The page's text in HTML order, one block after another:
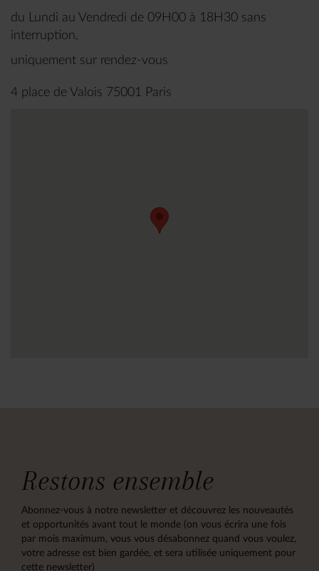
du Lundi au Vendredi de 09H00 à 18H30 sans
interruption,
uniquement sur rendez-vous
4 place de Valois 75001 Paris
Restons ensemble
Abonnez-vous à notre newsletter et découvrez les nouveautés
et opportunités avant tout le monde (on vous écrira une fois
par mois maximum, vous vous désabonnez quand vous voulez,
votre adresse est bien gardée, et sera utilisée uniquement pour
cette newsletter)